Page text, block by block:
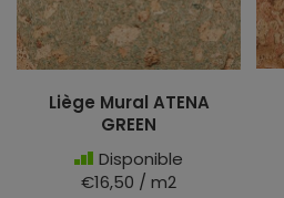
Liège Mural ATENA
GREEN
Disponible
€16,50 / m2